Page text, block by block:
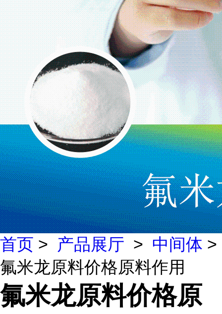
首页 > 产品展厅 > 中间体 >
氟米龙原料价格原料作用
氟米龙原料价格原